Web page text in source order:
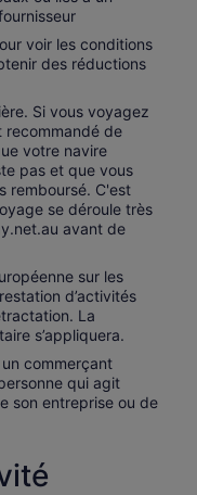
voir les conditions
des réductions
Si vous voyagez
recommandé de
votre navire
pas et que vous
remboursé. C'est
se déroule très
avant de
sur les
d’activités
La
s’appliquera.
commerçant
qui agit
son entreprise ou de